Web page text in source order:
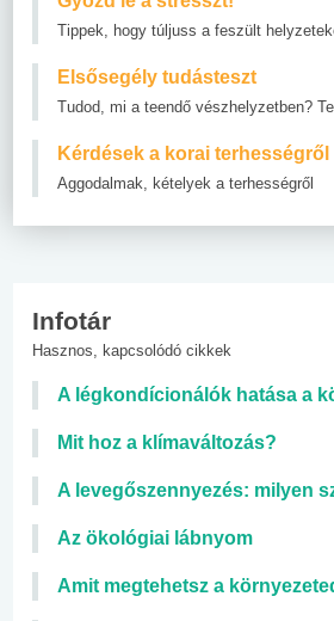
Tippek, hogy túljuss a feszült
Elsősegély tudásteszt
Tudod, mi a teendő vészhelyzetben?
Kérdések a korai terhességről
Aggodalmak, kételyek a terhességről
Infotár
Hasznos, kapcsolódó cikkek
A légkondícionálók hatása a
Mit hoz a klímaváltozás?
A levegőszennyezés: milyen
Az ökológiai lábnyom
Amit megtehetsz a